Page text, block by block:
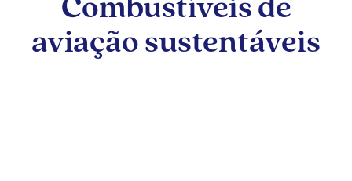
Combustíveis de
aviação sustentáveis